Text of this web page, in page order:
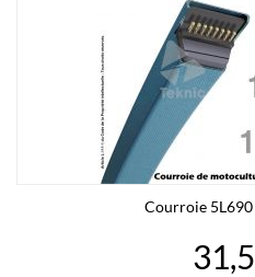
Courroie